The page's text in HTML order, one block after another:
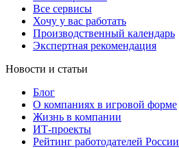
Все сервисы
Хочу у вас работать
Производственный календарь
Экспертная рекомендация
Новости и статьи
Блог
О компаниях в игровой форме
Жизнь в компании
ИТ-проекты
Рейтинг работодателей России